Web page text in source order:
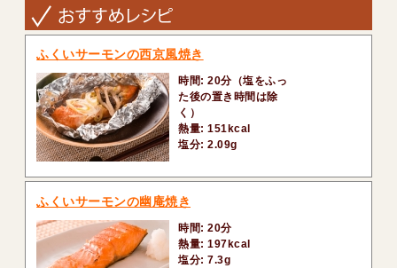
ふくいサーモンの西京風焼き
時間: 20分（塩をふっ
た後の置き時間は除
く）
熱量: 151kcal
塩分: 2.09g
ふくいサーモンの幽庵焼き
時間: 20分
熱量: 197kcal
塩分: 7.3g